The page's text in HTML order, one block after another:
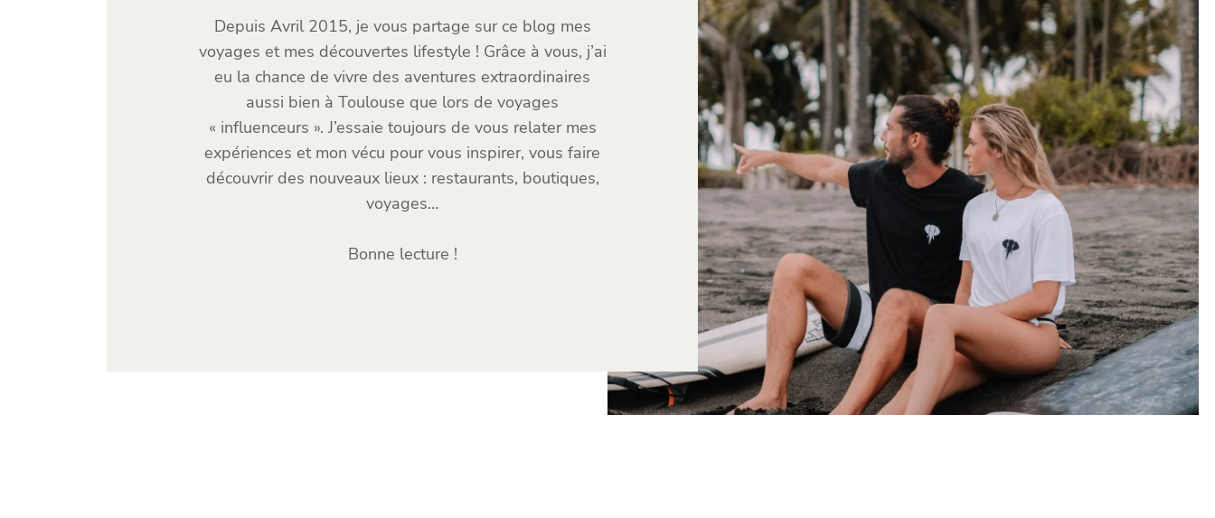
Depuis Avril 2015, je vous partage sur ce blog mes
voyages et mes découvertes lifestyle ! Grâce à vous, j’ai
eu la chance de vivre des aventures extraordinaires
aussi bien à Toulouse que lors de voyages
« influenceurs ». J’essaie toujours de vous relater mes
expériences et mon vécu pour vous inspirer, vous faire
découvrir des nouveaux lieux : restaurants, boutiques,
voyages…
Bonne lecture !